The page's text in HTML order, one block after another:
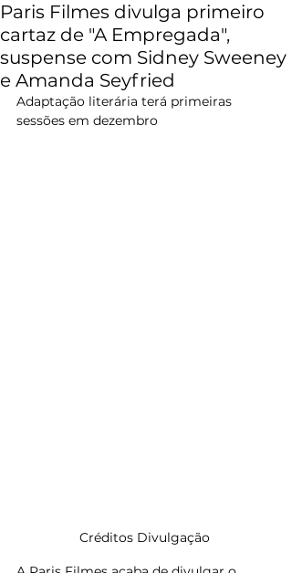
Paris Filmes divulga primeiro
cartaz de "A Empregada",
suspense com Sidney Sweeney
e Amanda Seyfried
Adaptação literária terá primeiras
sessões em dezembro
Créditos Divulgação